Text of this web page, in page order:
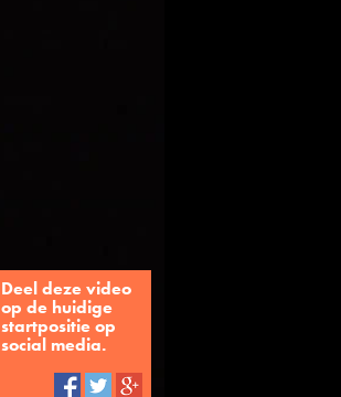
Deel deze video
op de huidige
startpositie op
social media.